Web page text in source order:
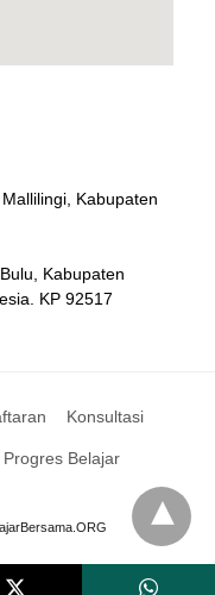
Kabupaten
Kabupaten
KP 92517
Konsultasi
Progres Belajar